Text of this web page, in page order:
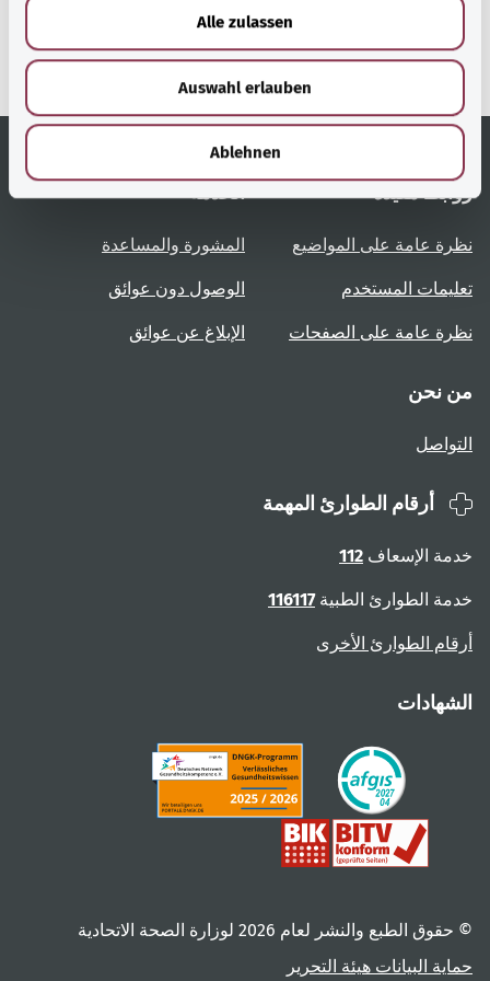
h
Alle zulassen
Auswahl erlauben
Ablehnen
وزارة الصحة الاتحادية.
روابط مُفيدة
نظرة عامة على المواضيع
تعليمات المستخدم
نظرة عامة على الصفحات
الخدمة
المشورة والمساعدة
الوصول دون عوائق
الإبلاغ عن عوائق
من نحن
التواصل
أرقام الطوارئ المهمة
خدمة الإسعاف 112
خدمة الطوارئ الطبية116117
أرقام الطوارئ الأخرى
الشهادات
© حقوق الطبع والنشر لعام ‎2026 لوزارة الصحة الاتحادية
حماية البيانات هيئة التحرير